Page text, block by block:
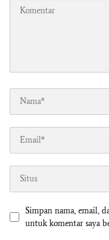
Simpan nama, email,
untuk komentar saya